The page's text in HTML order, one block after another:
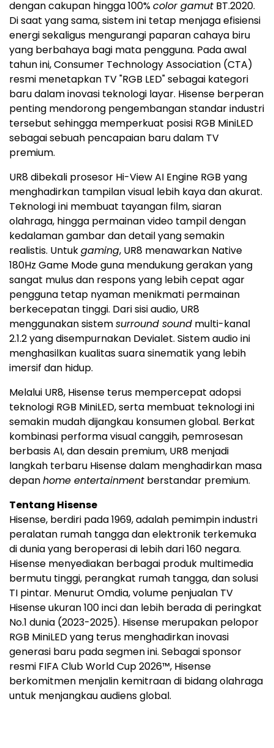
dengan cakupan hingga 100%color gamut BT.2020.
Di saat yang sama, sistem ini tetap menjaga efisiensi
energi sekaligus mengurangi paparan cahaya biru
yang berbahaya bagi mata pengguna. Pada awal
tahun ini, Consumer Technology Association (CTA)
resmi menetapkan TV "RGB LED" sebagai kategori
baru dalam inovasi teknologi layar. Hisense berperan
penting mendorong pengembangan standar industri
tersebut sehingga memperkuat posisi RGB MiniLED
sebagai sebuah pencapaian baru dalam TV
premium.
UR8 dibekali prosesor Hi-View AI Engine RGB yang
menghadirkan tampilan visual lebih kaya dan akurat.
Teknologi ini membuat tayangan film, siaran
olahraga, hingga permainan video tampil dengan
kedalaman gambar dan detail yang semakin
realistis. Untukgaming, UR8 menawarkan Native
180Hz Game Mode guna mendukung gerakan yang
sangat mulus dan respons yang lebih cepat agar
pengguna tetap nyaman menikmati permainan
berkecepatan tinggi. Dari sisi audio, UR8
menggunakan sistemsurround sound multi-kanal
2.1.2 yang disempurnakan Devialet. Sistem audio ini
menghasilkan kualitas suara sinematik yang lebih
imersif dan hidup.
Melalui UR8, Hisense terus mempercepat adopsi
teknologi RGB MiniLED, serta membuat teknologi ini
semakin mudah dijangkau konsumen global. Berkat
kombinasi performa visual canggih, pemrosesan
berbasis AI, dan desain premium, UR8 menjadi
langkah terbaru Hisense dalam menghadirkan masa
depanhome entertainment berstandar premium.
Tentang Hisense
Hisense, berdiri pada 1969, adalah pemimpin industri
peralatan rumah tangga dan elektronik terkemuka
di dunia yang beroperasi di lebih dari 160 negara.
Hisense menyediakan berbagai produk multimedia
bermutu tinggi, perangkat rumah tangga, dan solusi
TI pintar. Menurut Omdia, volume penjualan TV
Hisense ukuran 100 inci dan lebih berada di peringkat
No.1 dunia (2023-2025). Hisense merupakan pelopor
RGB MiniLED yang terus menghadirkan inovasi
generasi baru pada segmen ini. Sebagai sponsor
resmi FIFA Club World Cup 2026™, Hisense
berkomitmen menjalin kemitraan di bidang olahraga
untuk menjangkau audiens global.